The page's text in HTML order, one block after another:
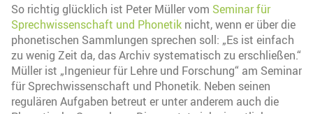
So richtig glücklich ist Peter Müller vom Seminar für
Sprechwissenschaft und Phonetik nicht, wenn er über die
phonetischen Sammlungen sprechen soll: „Es ist einfach
zu wenig Zeit da, das Archiv systematisch zu erschließen.“
Müller ist „Ingenieur für Lehre und Forschung“ am Seminar
für Sprechwissenschaft und Phonetik. Neben seinen
regulären Aufgaben betreut er unter anderem auch die